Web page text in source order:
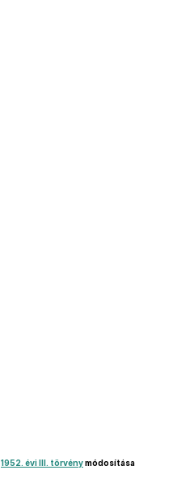
1952. évi III. törvénymódosítása